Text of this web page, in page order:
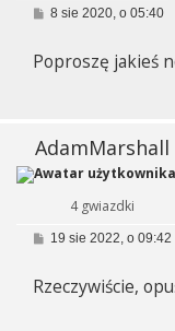
P
t
8 sie 2020, o 05:40
Poproszę jakieś
AdamMarshall
4 gwiazdki
P
t
19 sie 2022, o 09:42
Rzeczywiście,